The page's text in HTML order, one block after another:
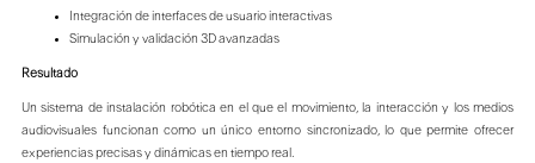
Integración de interfaces de usuario interactivas
Simulación y validación 3D avanzadas
Resultado
Un sistema de instalación robótica en el que el movimiento, la interacción y los medios
audiovisuales funcionan como un único entorno sincronizado, lo que permite ofrecer
experiencias precisas y dinámicas en tiempo real.